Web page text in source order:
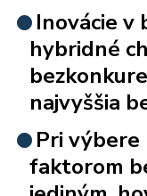
Inovácie v
hybridné
najvyššia
Pri výbere
faktorom